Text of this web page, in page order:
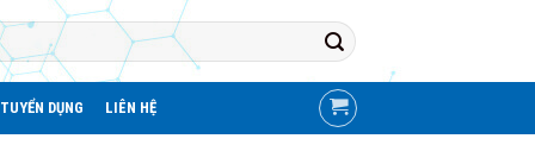
TUYỂN DỤNG LIÊN HỆ